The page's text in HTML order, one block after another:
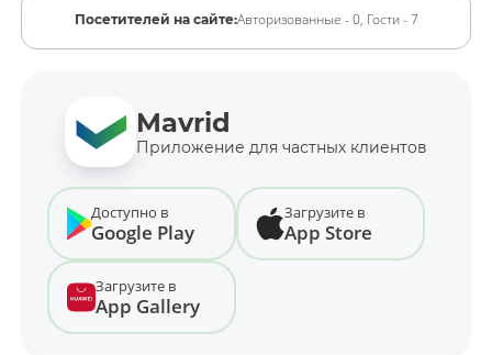
Посетителей на сайте:Авторизованные - 0, Гости - 7
Mavrid
Приложение для частных клиентов
Доступно в
Google Play
Загрузите в
App Store
Загрузите в
App Gallery